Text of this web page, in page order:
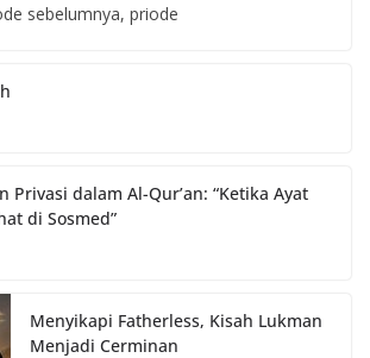
sebelumnya, priode
Privasi dalam Al-Qur’an: “Ketika Ayat
di Sosmed”
Menyikapi Fatherless, Kisah Lukman
Menjadi Cerminan